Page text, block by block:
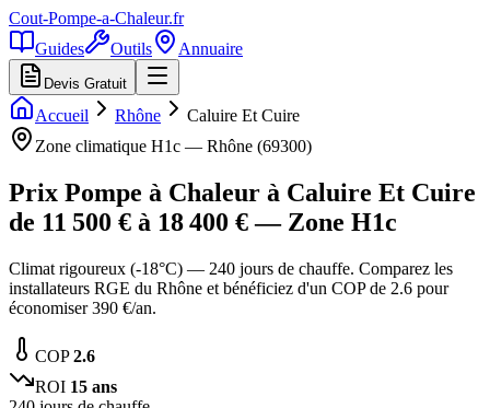
Cout-Pompe-a-Chaleur.fr
Guides
Outils Annuaire
Devis Gratuit
Accueil Rhône
Caluire Et Cuire
Zone climatique H1c — Rhône (69300)
Prix Pompe à Chaleur à Caluire Et Cuire
de 11 500 € à 18 400 € — Zone H1c
Climat rigoureux (-18°C) — 240 jours de chauffe. Comparez les
installateurs RGE du Rhône et bénéficiez d'un COP de 2.6 pour
économiser 390 €/an.
COP2.6
ROI 15 ans